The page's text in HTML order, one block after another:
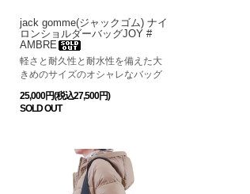
jack gomme(ジャックゴム) ナイ
ロンショルダーバッグJOY #
AMBRE
軽さと耐久性と耐水性を備えた大
きめのサイズのオシャレなバッグ
25,000円(税込27,500円)
SOLD OUT